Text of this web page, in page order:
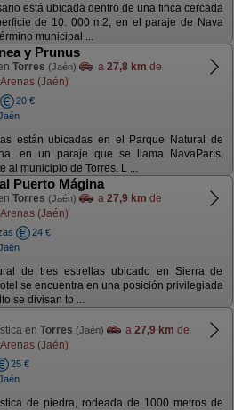
está ubicada dentro de una finca cercada
de 10. 000 m2, en el paraje de Nava
municipal ...
y Prunus
Torres (Jaén) a 27,8 km de
(Jaén)
20 €
están ubicadas en el Parque Natural de
en un paraje que se llama NavaParís,
al municipio de Torres. L ...
Puerto Mágina
Torres (Jaén) a 27,9 km de
(Jaén)
24 €
de tres estrellas ubicado en Sierra de
se encuentra en una posición privilegiada
se divisan to ...
en Torres (Jaén) a 27,9 km de
(Jaén)
25 €
de piedra, rodeada de 1000 metros de